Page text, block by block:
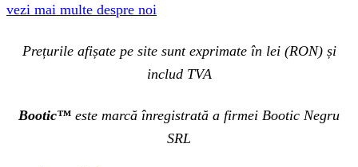
vezi mai multe despre noi
Prețurile afișate pe site sunt exprimate în lei (RON) și
includ TVA
Bootic™ este marcă înregistrată a firmei Bootic Negru
SRL